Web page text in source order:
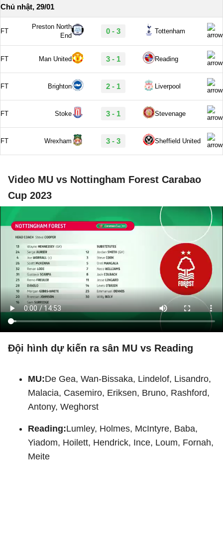
Video MU vs Nottingham Forest Carabao
Cup 2023
Đội hình dự kiến ra sân MU vs Reading
MU:De Gea, Wan-Bissaka, Lindelof, Lisandro,
Malacia, Casemiro, Eriksen, Bruno, Rashford,
Antony, Weghorst
Reading:Lumley, Holmes, McIntyre, Baba,
Yiadom, Hoilett, Hendrick, Ince, Loum, Fornah,
Meite